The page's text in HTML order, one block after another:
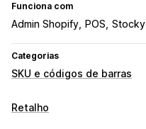
Funciona com
Admin Shopify POS Stocky
Categorias
SKU e códigos de barras
Gestão de códigos de barras
Retalho